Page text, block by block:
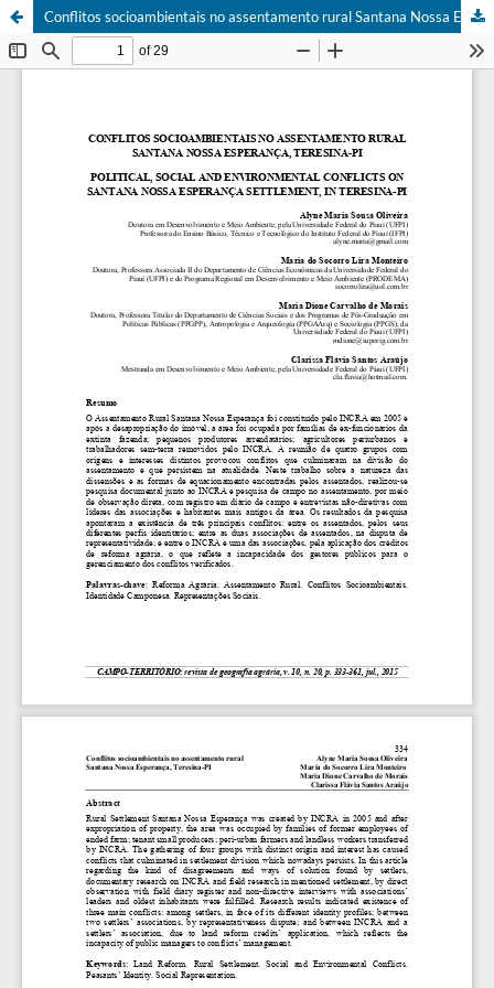
Conflitos socioambientais no assentamento rural Santana Nossa Esperança, Teresina-PI